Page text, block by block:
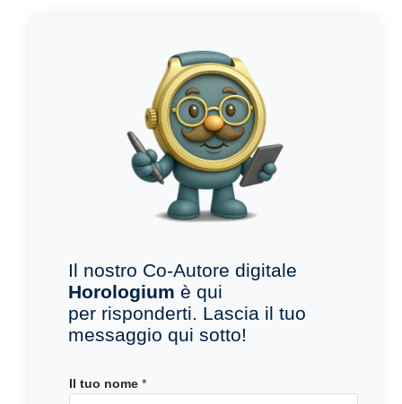
Il nostro Co-Autore digitale
Horologium è qui
per risponderti. Lascia il tuo
messaggio qui sotto!
L
Il tuo nome *